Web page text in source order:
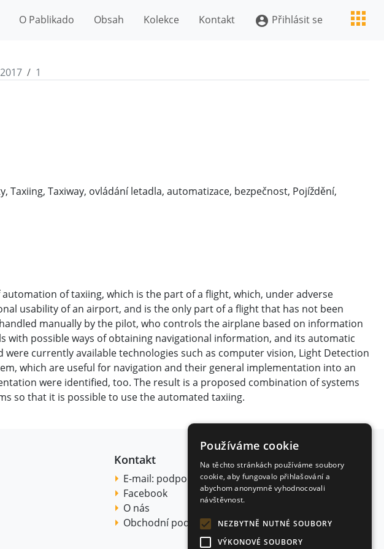
O Pablikado Obsah Kolekce Kontakt account_circle Přihlásit se
2017
1
Taxiing, Taxiway, ovládání letadla, automatizace, bezpečnost, Pojíždění,
of taxiing, which is the part of a flight, which, under adverse
usability of an airport, and is the only part of a flight that has not been
manually by the pilot, who controls the airplane based on information
with possible ways of obtaining navigational information, and its automatic
currently available technologies such as computer vision, Light Detection
which are useful for navigation and their general implementation into an
were identified, too. The result is a proposed combination of systems
so that it is possible to use the automated taxiing.
Kontakt
E-mail: podpora@citace.com
Facebook
O nás
Obchodní podmínky
Používáme cookie
Na těchto stránkách používáme soubory
cookie, aby fungovalo přihlašování a
abychom anonymně vyhodnocovali
návštěvnost.
NEZBYTNĚ NUTNÉ SOUBORY
VÝKONOVÉ SOUBORY